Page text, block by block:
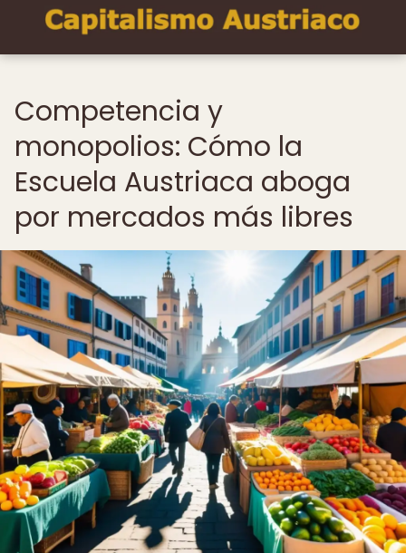
Competencia y
monopolios: Cómo la
Escuela Austriaca aboga
por mercados más libres